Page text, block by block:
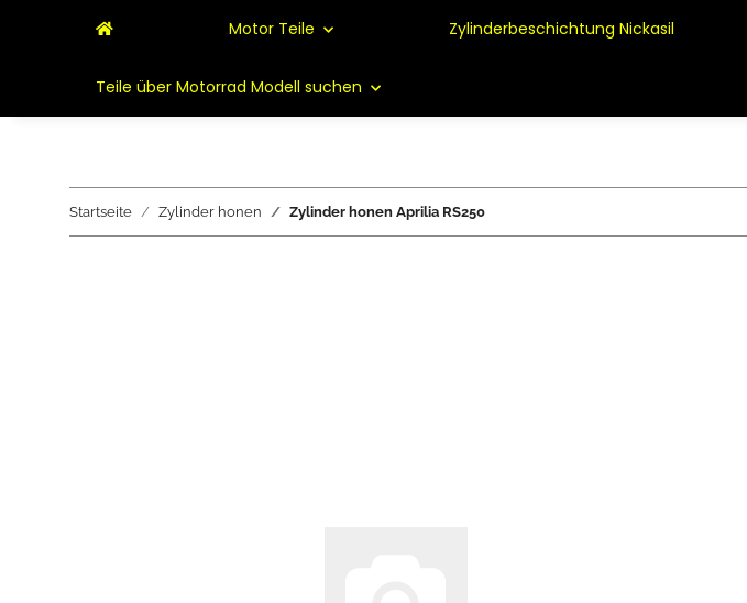
Motor Teile Zylinderbeschichtung Nickasil
Teile über Motorrad Modell suchen
Startseite Zylinder honen Zylinder honen Aprilia RS250